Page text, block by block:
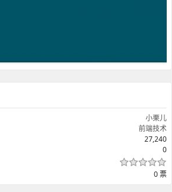
小栗儿
前端技术
27,240
0
0 票